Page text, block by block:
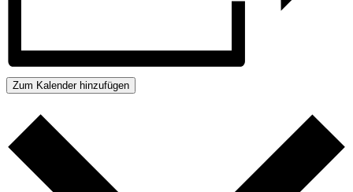
Zum Kalender hinzufügen